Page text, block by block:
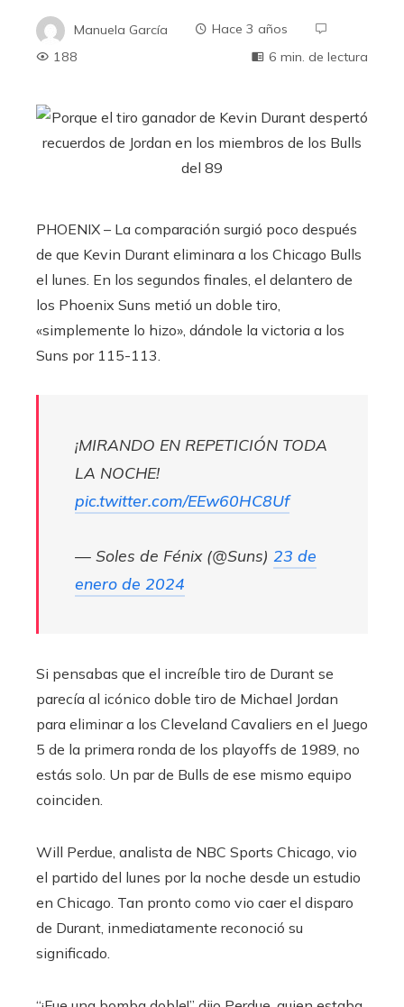
Manuela García
Hace 3 años
188
6 min. de lectura
PHOENIX – La comparación surgió poco después
de que Kevin Durant eliminara a los Chicago Bulls
el lunes. En los segundos finales, el delantero de
los Phoenix Suns metió un doble tiro,
«simplemente lo hizo», dándole la victoria a los
Suns por 115-113.
¡MIRANDO EN REPETICIÓN TODA
LA NOCHE!
pic.twitter.com/EEw60HC8Uf
— Soles de Fénix (@Suns) 23 de
enero de 2024
Si pensabas que el increíble tiro de Durant se
parecía al icónico doble tiro de Michael Jordan
para eliminar a los Cleveland Cavaliers en el Juego
5 de la primera ronda de los playoffs de 1989, no
estás solo. Un par de Bulls de ese mismo equipo
coinciden.
Will Perdue, analista de NBC Sports Chicago, vio
el partido del lunes por la noche desde un estudio
en Chicago. Tan pronto como vio caer el disparo
de Durant, inmediatamente reconoció su
significado.